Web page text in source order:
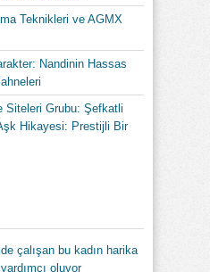
Teknikleri ve AGMX
Nandinin Hassas
Siteleri Grubu: Şefkatli
Hikayesi: Prestijli Bir
çalışan bu kadın harika
oluyor